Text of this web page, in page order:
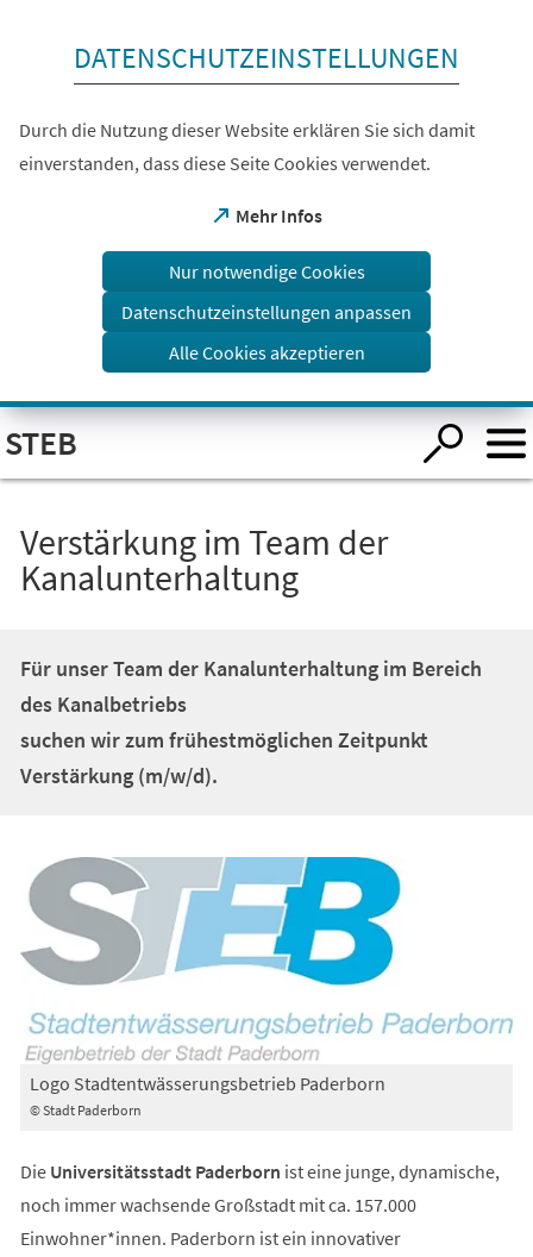
Visuelle
Assistenzsoftware
öffnen.
DATENSCHUTZEINSTELLUNGEN
Durch die Nutzung dieser Website erklären Sie sich damit
einverstanden, dass diese Seite Cookies verwendet.
Mehr Infos
(Öffnet
einem
Tab)
Nur notwendige Cookies
Datenschutzeinstellungen anpassen
Alle Cookies akzeptieren
STEB
Verstärkung im Team der
Kanalunterhaltung
Für unser Team der Kanalunterhaltung im Bereich
des Kanalbetriebs
suchen wir zum frühestmöglichen Zeitpunkt
Verstärkung (m/w/d).
© Stadt Paderborn
Logo Stadtentwässerungsbetrieb Paderborn
Die Universitätsstadt Paderborn ist eine junge, dynamische,
noch immer wachsende Großstadt mit ca. 157.000
Einwohner*innen. Paderborn ist ein innovativer